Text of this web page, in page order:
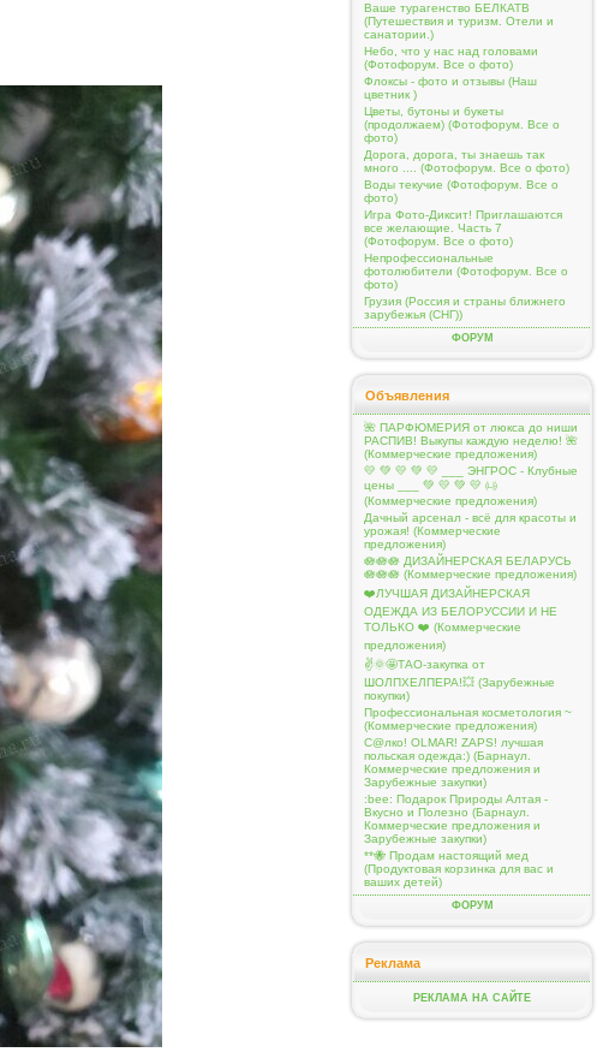
Ваше турагенство БЕЛКАТВ
(Путешествия и туризм. Отели и
санатории.)
Небо, что у нас над головами
(Фотофорум. Все о фото)
Флоксы - фото и отзывы (Наш
цветник )
Цветы, бутоны и букеты
(продолжаем) (Фотофорум. Все о
фото)
Дорога, дорога, ты знаешь так
много .... (Фотофорум. Все о фото)
Воды текучие (Фотофорум. Все о
фото)
Игра Фото-Диксит! Приглашаются
все желающие. Часть 7
(Фотофорум. Все о фото)
Непрофессиональные
фотолюбители (Фотофорум. Все о
фото)
Грузия (Россия и страны ближнего
зарубежья (СНГ))
ФОРУМ
Объявления
🌺 ПАРФЮМЕРИЯ от люкса до ниши
РАСПИВ! Выкупы каждую неделю! 🌺
(Коммерческие предложения)
💛 💚 💛 💚 💛 ___ ЭНГРОС - Клубные
цены ___ 💚 💛 💚 💛 ㈏
(Коммерческие предложения)
Дачный арсенал - всё для красоты и
урожая! (Коммерческие
предложения)
🪷🪷🪷 ДИЗАЙНЕРСКАЯ БЕЛАРУСЬ
🪷🪷🪷 (Коммерческие предложения)
❤️ЛУЧШАЯ ДИЗАЙНЕРСКАЯ
ОДЕЖДА ИЗ БЕЛОРУССИИ И НЕ
ТОЛЬКО ❤️ (Коммерческие
предложения)
✌️🌞🤩ТАО-закупка от
ШОЛПХЕЛПЕРА!💥 (Зарубежные
покупки)
Профессиональная косметология ~
(Коммерческие предложения)
С@лко! OLMAR! ZAPS! лучшая
польская одежда:) (Барнаул.
Коммерческие предложения и
Зарубежные закупки)
:bee: Подарок Природы Алтая -
Вкусно и Полезно (Барнаул.
Коммерческие предложения и
Зарубежные закупки)
**🐝 Продам настоящий мед
(Продуктовая корзинка для вас и
ваших детей)
ФОРУМ
Реклама
РЕКЛАМА НА САЙТЕ